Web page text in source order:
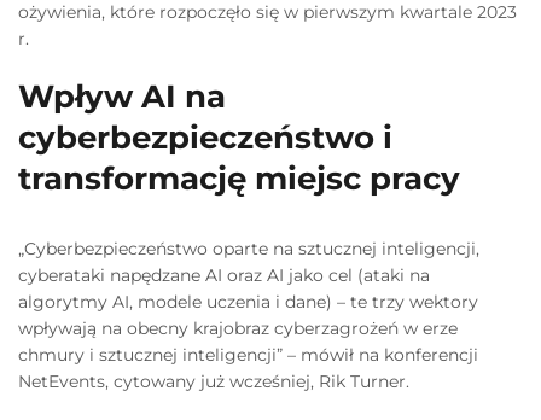
ożywienia, które rozpoczęło się w pierwszym kwartale 2023
r.
Wpływ AI na
cyberbezpieczeństwo i
transformację miejsc pracy
„Cyberbezpieczeństwo oparte na sztucznej inteligencji,
cyberataki napędzane AI oraz AI jako cel (ataki na
algorytmy AI, modele uczenia i dane) – te trzy wektory
wpływają na obecny krajobraz cyberzagrożeń w erze
chmury i sztucznej inteligencji” – mówił na konferencji
NetEvents, cytowany już wcześniej, Rik Turner.